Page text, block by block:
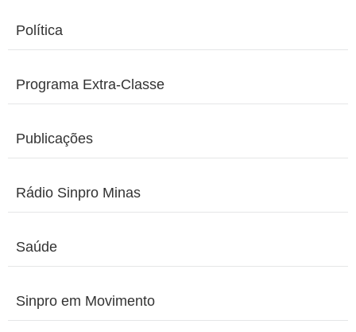
Política
Programa Extra-Classe
Publicações
Rádio Sinpro Minas
Saúde
Sinpro em Movimento